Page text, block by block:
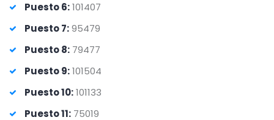
Puesto 6:101407
Puesto 7:95479
Puesto 8: 79477
Puesto 9:101504
Puesto 10:101133
Puesto 11: 75019